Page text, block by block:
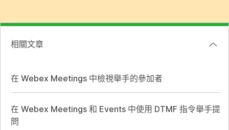
相關文章
在 Webex Meetings 中檢視舉手的參加者
在 Webex Meetings 和 Events 中使用 DTMF 指令舉手提
問